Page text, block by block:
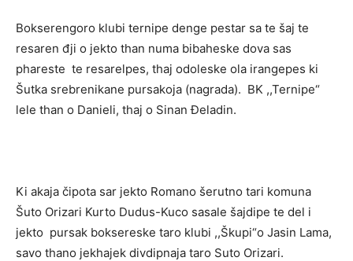
Bokserengoro klubi ternipe denge pestar sa te šaj te
resaren đji o jekto than numa bibaheske dova sas
phareste te resarelpes, thaj odoleske ola irangepes ki
Šutka srebrenikane pursakoja (nagrada). BK ,,Ternipe“
lele than o Danieli, thaj o Sinan Đeladin.
Ki akaja čipota sar jekto Romano šerutno tari komuna
Šuto Orizari Kurto Dudus-Kuco sasale šajdipe te del i
jekto pursak boksereske taro klubi ,,Škupi“o Jasin Lama,
savo thano jekhajek divdipnaja taro Suto Orizari.